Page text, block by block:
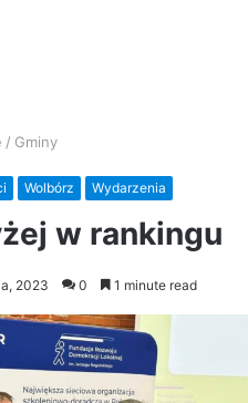
/ Gminy
Wolbórz Wydarzenia
w rankingu
2023 0 1 minute read